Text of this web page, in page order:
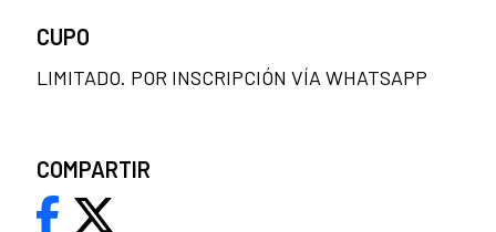
CUPO
LIMITADO. POR INSCRIPCIÓN VÍA WHATSAPP
COMPARTIR